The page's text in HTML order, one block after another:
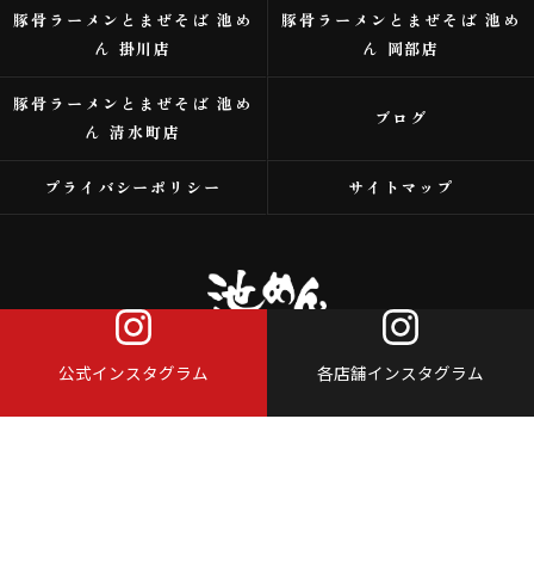
公式インスタグラム 各店舗インスタグラム
豚骨ラーメンとまぜそば 池め
ん 掛川店
豚骨ラーメンとまぜそば 池め
ん 岡部店
豚骨ラーメンとまぜそば 池め
ん 清水町店
ブログ
プライバシーポリシー サイトマップ